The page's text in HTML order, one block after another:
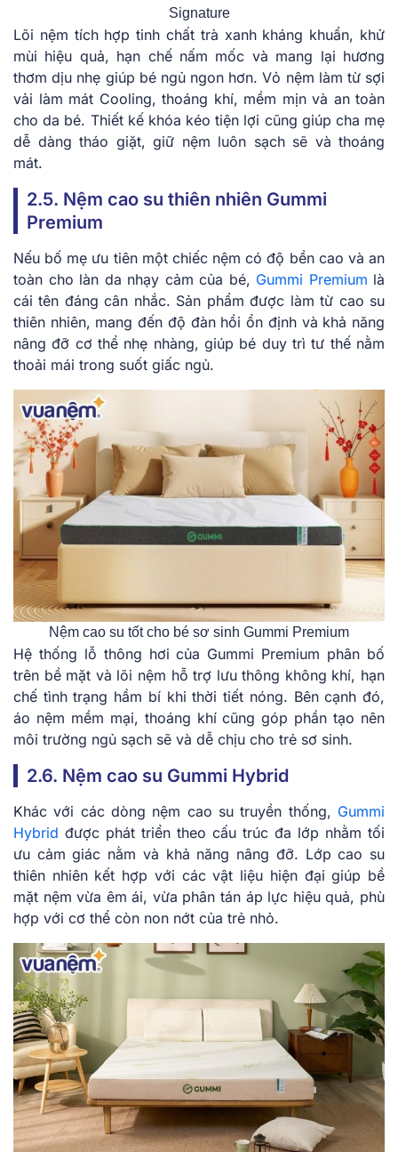
Signature
Lõi nệm tích hợp tinh chất trà xanh kháng khuẩn, khử
mùi hiệu quả, hạn chế nấm mốc và mang lại hương
thơm dịu nhẹ giúp bé ngủ ngon hơn. Vỏ nệm làm từ sợi
vải làm mát Cooling, thoáng khí, mềm mịn và an toàn
cho da bé. Thiết kế khóa kéo tiện lợi cũng giúp cha mẹ
dễ dàng tháo giặt, giữ nệm luôn sạch sẽ và thoáng
mát.
2.5. Nệm cao su thiên nhiên Gummi
Premium
Nếu bố mẹ ưu tiên một chiếc nệm có độ bền cao và an
toàn cho làn da nhạy cảm của bé, Gummi Premium là
cái tên đáng cân nhắc. Sản phẩm được làm từ cao su
thiên nhiên, mang đến độ đàn hồi ổn định và khả năng
nâng đỡ cơ thể nhẹ nhàng, giúp bé duy trì tư thế nằm
thoải mái trong suốt giấc ngủ.
Nệm cao su tốt cho bé sơ sinh Gummi Premium
Hệ thống lỗ thông hơi của Gummi Premium phân bố
trên bề mặt và lõi nệm hỗ trợ lưu thông không khí, hạn
chế tình trạng hầm bí khi thời tiết nóng. Bên cạnh đó,
áo nệm mềm mại, thoáng khí cũng góp phần tạo nên
môi trường ngủ sạch sẽ và dễ chịu cho trẻ sơ sinh.
2.͏6. Nệm cao su Gummi Hybrid
Khác với các dòng nệm cao su truyền thống, Gummi
Hybrid được phát triển theo cấu trúc đa lớp nhằm tối
ưu cảm giác nằm và khả năng nâng đỡ. Lớp cao su
thiên nhiên kết hợp với các vật liệu hiện đại giúp bề
mặt nệm vừa êm ái, vừa phân tán áp lực hiệu quả, phù
hợp với cơ thể còn non nớt của trẻ nhỏ.